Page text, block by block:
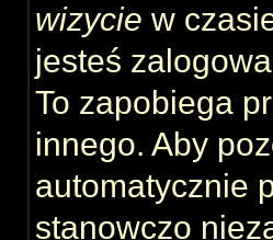
wizycie w
jesteś
To zapobiega
innego. Aby
automatycznie
stanowczo